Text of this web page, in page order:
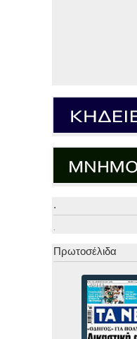
.
.
Πρωτοσέλιδα